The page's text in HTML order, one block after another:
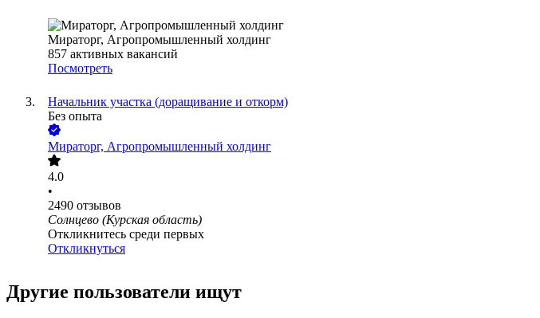
Мираторг, Агропромышленный холдинг
857 активных вакансий
Посмотреть
Начальник участка (доращивание и откорм)
Без опыта
Мираторг, Агропромышленный холдинг
4.0
•
2490 отзывов
Солнцево (Курская область)
Откликнитесь среди первых
Откликнуться
Другие пользователи ищут